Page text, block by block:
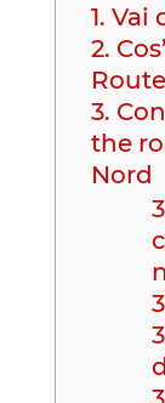
1. Vai
2.
3.
the
Nord